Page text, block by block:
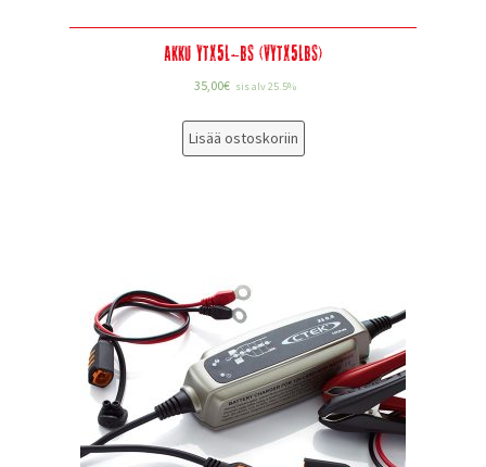
Akku YTX5L-BS (VYTX5LBS)
35,00€ sis alv 25.5%
Lisää ostoskoriin